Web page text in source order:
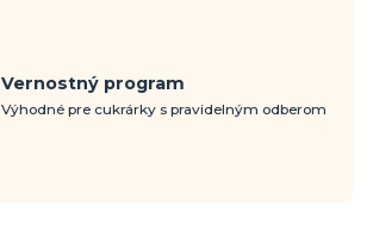
Vernostný program
Výhodné pre cukrárky s pravidelným odberom